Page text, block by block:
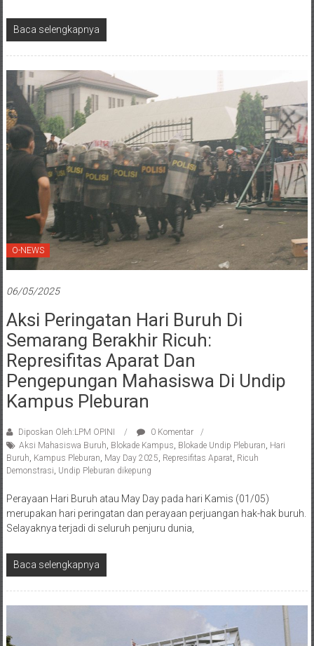
Baca selengkapnya
O-NEWS
06/05/2025
Aksi Peringatan Hari Buruh Di
Semarang Berakhir Ricuh:
Represifitas Aparat Dan
Pengepungan Mahasiswa Di Undip
Kampus Pleburan
Diposkan Oleh:LPM OPINI
0 Komentar
Aksi Mahasiswa Buruh, Blokade Kampus, Blokade Undip Pleburan, Hari
Buruh, Kampus Pleburan, May Day 2025, Represifitas Aparat, Ricuh
Demonstrasi, Undip Pleburan dikepung
Perayaan Hari Buruh atau May Day pada hari Kamis (01/05)
merupakan hari peringatan dan perayaan perjuangan hak-hak buruh.
Selayaknya terjadi di seluruh penjuru dunia,
Baca selengkapnya